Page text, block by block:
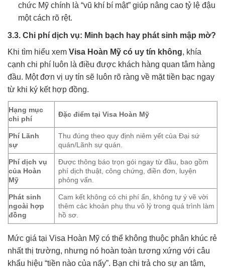
chức Mỹ chính là “vũ khí bí mật” giúp nâng cao tỷ lệ đậu
một cách rõ rệt.
3.3. Chi phí dịch vụ: Minh bạch hay phát sinh mập mờ?
Khi tìm hiểu xem Visa Hoàn Mỹ có uy tín không, khía
cạnh chi phí luôn là điều được khách hàng quan tâm hàng
đầu. Một đơn vị uy tín sẽ luôn rõ ràng về mặt tiền bạc ngay
từ khi ký kết hợp đồng.
Hạng mục
chi phí
Đặc điểm tại Visa Hoàn Mỹ
Phí Lãnh
sự
Thu đúng theo quy định niêm yết của Đại sứ
quán/Lãnh sự quán.
Phí dịch vụ
của Hoàn
Mỹ
Được thông báo trọn gói ngay từ đầu, bao gồm
phí dịch thuật, công chứng, điền đơn, luyện
phỏng vấn.
Phát sinh
ngoài hợp
đồng
Cam kết không có chi phí ẩn, không tự ý vẽ vời
thêm các khoản phụ thu vô lý trong quá trình làm
hồ sơ.
Mức giá tại Visa Hoàn Mỹ có thể không thuộc phân khúc rẻ
nhất thị trường, nhưng nó hoàn toàn tương xứng với câu
khẩu hiệu “tiền nào của nấy”. Bạn chi trả cho sự an tâm,